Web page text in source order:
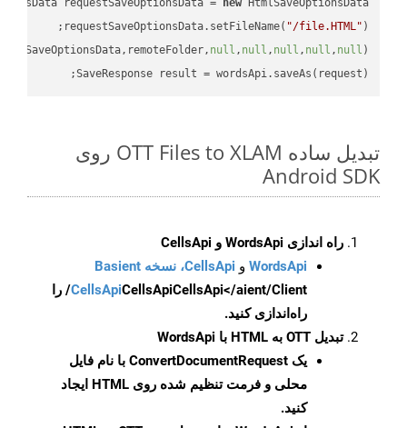
requestSaveOptionsData = new
requestSaveOptionsData.setFileName( "/file.HTML"
null , null , null , null , null
SaveResponse result = wordsApi.saveAs(request);
تبدیل ساده OTT Files to XLAM روی
Android SDK
راه اندازی WordsApi و CellsApi
WordsApi و CellsApi، نسخه Basient
CellsApiCellsApi
CellsApi</aient/Client/ را
راه‌اندازی کنید.
تبدیل OTT به HTML با WordsApi
یک ConvertDocumentRequest با نام فایل
محلی و فرمت تنظیم شده روی HTML ایجاد
کنید.